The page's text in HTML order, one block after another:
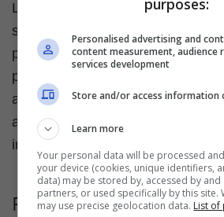
La differenza, secondo alcuni
solamente l'aspetto esteriore, ma
prezzemolo differiscono anche
prezzemolo a foglia liscia a
amarognolo rispetto al
anche se la variazione nel gusto
impercettibile.
Prezzo
Personalised advertising and
content measurement, audience
services development
Store and/or access information
Learn more
Your personal data will be processed
your device (cookies, unique identifiers,
data) may be stored by, accessed by
partners, or used specifically by this site.
may use precise geolocation data. List of